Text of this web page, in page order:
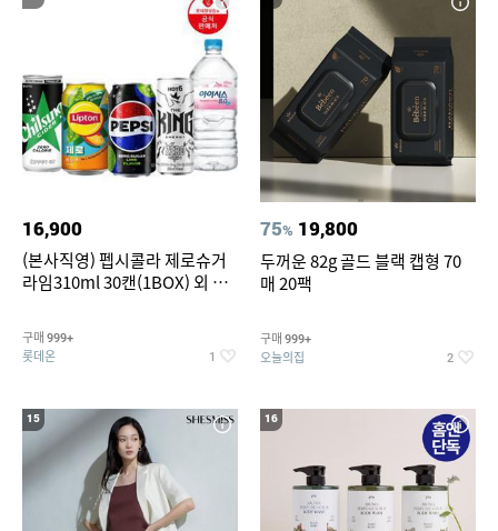
16,900
(본사직영) 펩시콜라 제로슈거
라임310ml 30캔(1BOX) 외 롯
구매 999+
롯데온 1
75% 19,800
두꺼운 82g 골드 블랙 캡형 70
매 20팩
구매 999+
오늘의집 2
15 16